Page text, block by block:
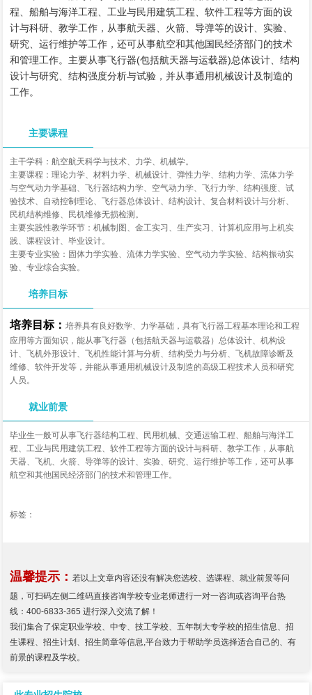
程、船舶与海洋工程、工业与民用建筑工程、软件工程等方面的设
计与科研、教学工作，从事航天器、火箭、导弹等的设计、实验、
研究、运行维护等工作，还可从事航空和其他国民经济部门的技术
和管理工作。主要从事飞行器(包括航天器与运载器)总体设计、结构
设计与研究、结构强度分析与试验，并从事通用机械设计及制造的
工作。
主要课程
主干学科：航空航天科学与技术、力学、机械学。
主要课程：理论力学、材料力学、机械设计、弹性力学、结构力学、流体力学
与空气动力学基础、飞行器结构力学、空气动力学、飞行力学、结构强度、试
验技术、自动控制理论、飞行器总体设计、结构设计、复合材料设计与分析、
民机结构维修、民机维修无损检测。
主要实践性教学环节：机械制图、金工实习、生产实习、计算机应用与上机实
践、课程设计、毕业设计。
主要专业实验：固体力学实验、流体力学实验、空气动力学实验、结构振动实
验、专业综合实验。
培养目标
培养目标：培养具有良好数学、力学基础，具有飞行器工程基本理论和工程
应用等方面知识，能从事飞行器（包括航天器与运载器）总体设计、机构设
计、飞机外形设计、飞机性能计算与分析、结构受力与分析、飞机故障诊断及
维修、软件开发等，并能从事通用机械设计及制造的高级工程技术人员和研究
人员。
就业前景
毕业生一般可从事飞行器结构工程、民用机械、交通运输工程、船舶与海洋工
程、工业与民用建筑工程、软件工程等方面的设计与科研、教学工作，从事航
天器、飞机、火箭、导弹等的设计、实验、研究、运行维护等工作，还可从事
航空和其他国民经济部门的技术和管理工作。
标签：
温馨提示：若以上文章内容还没有解决您选校、选课程、就业前景等问
题，可扫码左侧二维码直接咨询学校专业老师进行一对一咨询或咨询平台热
线：400-6833-365 进行深入交流了解！
我们集合了保定职业学校、中专、技工学校、五年制大专学校的招生信息、招
生课程、招生计划、招生简章等信息,平台致力于帮助学员选择适合自己的、有
前景的课程及学校。